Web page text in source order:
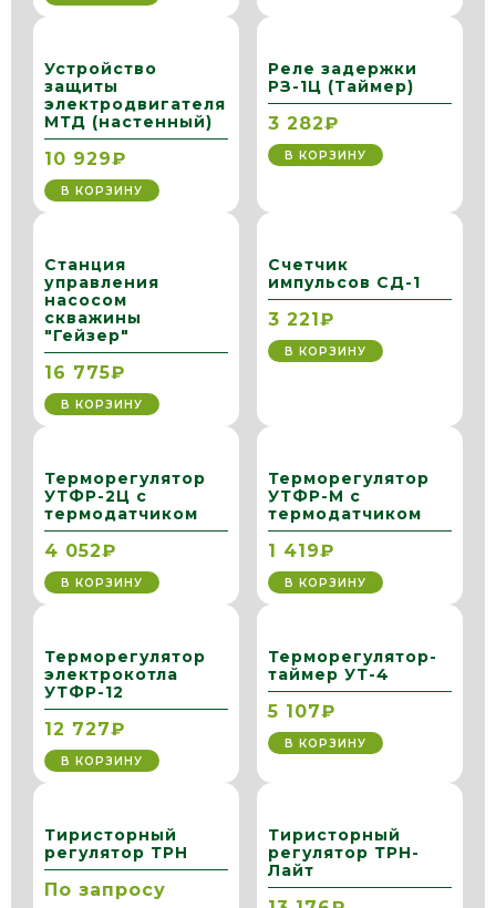
Устройство
защиты
электродвигателя
МТД (настенный)
10 929₽
В КОРЗИНУ
Реле задержки
РЗ-1Ц (Таймер)
3 282₽
В КОРЗИНУ
Станция
управления
насосом
скважины
"Гейзер"
16 775₽
В КОРЗИНУ
Счетчик
импульсов СД-1
3 221₽
В КОРЗИНУ
Терморегулятор
УТФР-2Ц с
термодатчиком
4 052₽
В КОРЗИНУ
Терморегулятор
УТФР-М с
термодатчиком
1 419₽
В КОРЗИНУ
Терморегулятор
электрокотла
УТФР-12
12 727₽
В КОРЗИНУ
Терморегулятор-
таймер УТ-4
5 107₽
В КОРЗИНУ
Тиристорный
регулятор ТРН
По запросу
Тиристорный
регулятор ТРН-
Лайт